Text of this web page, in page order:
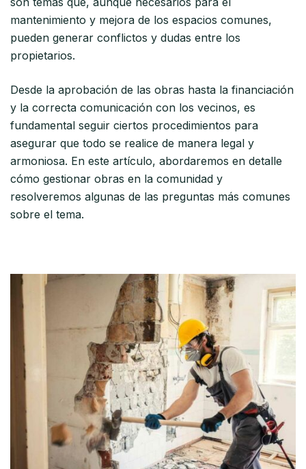
mantenimiento y mejora de los espacios comunes,
pueden generar conflictos y dudas entre los
propietarios.
Desde la aprobación de las obras hasta la financiación
y la correcta comunicación con los vecinos, es
fundamental seguir ciertos procedimientos para
asegurar que todo se realice de manera legal y
armoniosa. En este artículo, abordaremos en detalle
cómo gestionar obras en la comunidad y
resolveremos algunas de las preguntas más comunes
sobre el tema.